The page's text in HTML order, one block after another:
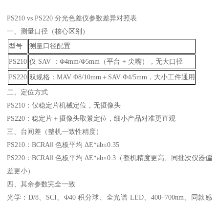
PS210 vs PS220 分光色差仪参数差异对照表
一、测量口径（核心区别）
型号 测量口径配置
PS210 仅 SAV ：Φ4mm/Φ5mm（平台 + 尖嘴）， 无大口径
PS220 双规格： MAV Φ8/10mm＋SAV Φ4/5mm，大小工件通用
二、定位方式
PS210：仅稳定片机械定位，无摄像头
PS220：稳定片＋摄像头取景定位 ，细小产品对准更直观
三、台间差（整机一致性精度）
PS210：BCRAⅡ 色板平均 ΔE*ab≤0.35
PS220：BCRAⅡ 色板平均 ΔE*ab≤0.3 （整机精度更高、同批次仪器偏
差更小）
四、其余参数完全一致
光学： D/8、SCI、Φ40 积分球、全光谱 LED、400–700nm、同款感